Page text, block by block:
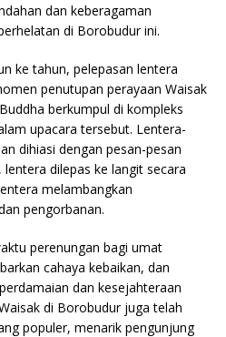
dan keberagaman
di Borobudur ini.
ke tahun, pelepasan lentera
penutupan perayaan Waisak
berkumpul di kompleks
upacara tersebut. Lentera-
dihiasi dengan pesan-pesan
dilepas ke langit secara
melambangkan
pengorbanan.
perenungan bagi umat
cahaya kebaikan, dan
dan kesejahteraan
di Borobudur juga telah
populer, menarik pengunjung